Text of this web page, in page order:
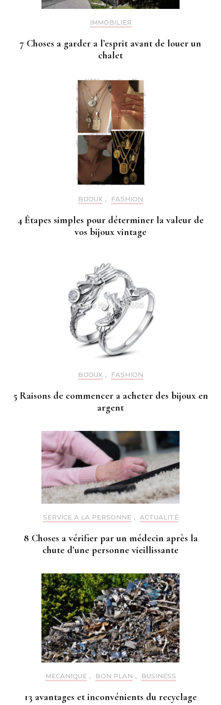
IMMOBILIER
7 Choses a garder a l’esprit avant de louer un
chalet
BIJOUX , FASHION
4 Étapes simples pour déterminer la valeur de
vos bijoux vintage
BIJOUX , FASHION
5 Raisons de commencer a acheter des bijoux en
argent
SERVICE A LA PERSONNE , ACTUALITÉ
8 Choses a vérifier par un médecin après la
chute d’une personne vieillissante
MECANIQUE , BON PLAN , BUSINESS
13 avantages et inconvénients du recyclage